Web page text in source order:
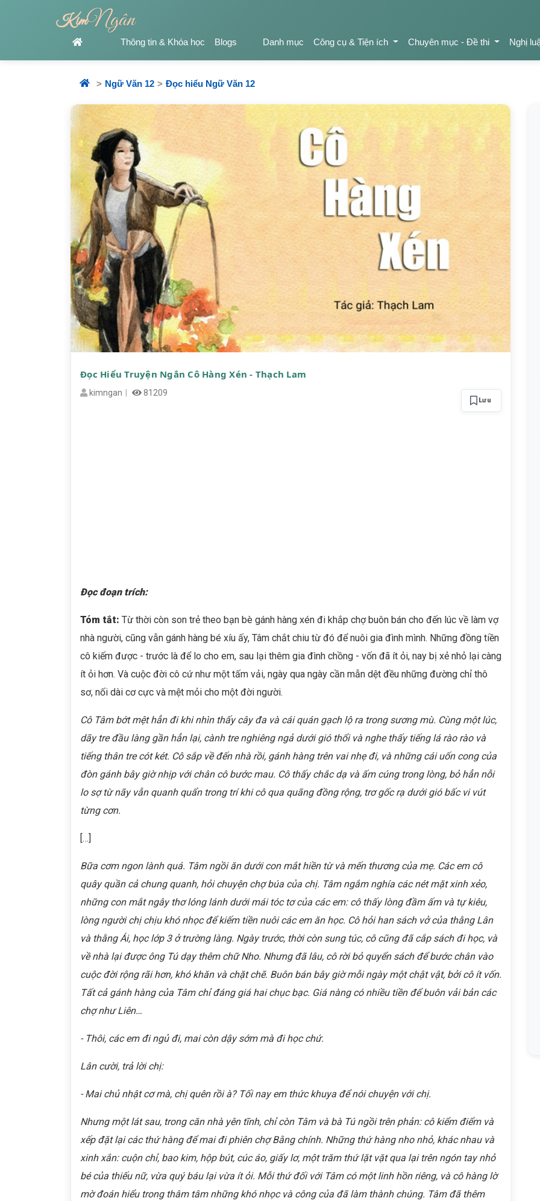
KimNgân
Thông tin & Khóa học Blogs Danh mục Công cụ & Tiện ích Chuyên mục - Đề thi Nghị
Ngữ Văn 12 Đọc hiểu Ngữ Văn 12
Đọc Hiểu Truyện Ngắn Cô Hàng Xén - Thạch Lam
kimngan 81209
Lưu
Đọc đoạn trích:
Tóm tắt: Từ thời còn son trẻ theo bạn bè gánh hàng xén đi khắp chợ buôn bán cho đến lúc về làm vợ
nhà người, cũng vẫn gánh hàng bé xíu ấy, Tâm chắt chiu từ đó để nuôi gia đình mình. Những đồng tiền
cô kiếm được - trước là để lo cho em, sau lại thêm gia đình chồng - vốn đã ít ỏi, nay bị xẻ nhỏ lại càng
ít ỏi hơn. Và cuộc đời cô cứ như một tấm vải, ngày qua ngày cần mẫn dệt đều những đường chỉ thô
sơ, nối dài cơ cực và mệt mỏi cho một đời người.
Cô Tâm bớt mệt hẳn đi khi nhìn thấy cây đa và cái quán gạch lộ ra trong sương mù. Cùng một lúc,
dãy tre đầu làng gần hẳn lại, cành tre nghiêng ngả dưới gió thổi và nghe thấy tiếng lá rào rào và
tiếng thân tre cót két. Cô sắp về đến nhà rồi, gánh hàng trên vai nhẹ đi, và những cái uốn cong của
đòn gánh bây giờ nhịp với chân cô bước mau. Cô thấy chắc dạ và ấm cúng trong lòng, bỏ hẳn nỗi
lo sợ từ nãy vẫn quanh quẩn trong trí khi cô qua quãng đồng rộng, trơ gốc rạ dưới gió bấc vi vút
từng cơn.
[…]
Bữa cơm ngon lành quá. Tâm ngồi ăn dưới con mắt hiền từ và mến thương của mẹ. Các em cô
quây quần cả chung quanh, hỏi chuyện chợ búa của chị. Tâm ngắm nghía các nét mặt xinh xẻo,
những con mắt ngây thơ lóng lánh dưới mái tóc tơ của các em: cô thấy lòng đầm ấm và tự kiêu,
lòng người chị chịu khó nhọc để kiếm tiền nuôi các em ăn học. Cô hỏi han sách vở của thằng Lân
và thằng Ái, học lớp 3 ở trường làng. Ngày trước, thời còn sung túc, cô cũng đã cắp sách đi học, và
về nhà lại được ông Tú dạy thêm chữ Nho. Nhưng đã lâu, cô rời bỏ quyển sách để bước chân vào
cuộc đời rộng rãi hơn, khó khăn và chặt chẽ. Buôn bán bây giờ mỗi ngày một chật vật, bởi cô ít vốn.
Tất cả gánh hàng của Tâm chỉ đáng giá hai chục bạc. Giá nàng có nhiều tiền để buôn vải bản các
chợ như Liên…
- Thôi, các em đi ngủ đi, mai còn dậy sớm mà đi học chứ.
Lân cười, trả lời chị:
- Mai chủ nhật cơ mà, chị quên rồi à? Tối nay em thức khuya để nói chuyện với chị.
Nhưng một lát sau, trong căn nhà yên tĩnh, chỉ còn Tâm và bà Tú ngồi trên phản: cô kiểm điểm và
xếp đặt lại các thứ hàng để mai đi phiên chợ Bằng chính. Những thứ hàng nho nhỏ, khác nhau và
xinh xắn: cuộn chỉ, bao kim, hộp bút, cúc áo, giấy lơ, một trăm thứ lặt vặt qua lại trên ngón tay nhỏ
bé của thiếu nữ, vừa quý báu lại vừa ít ỏi. Mỗi thứ đối với Tâm có một linh hồn riêng, và cô hàng lờ
mờ đoán hiểu trong thâm tâm những khó nhọc và công của đã làm thành chúng. Tâm đã thêm